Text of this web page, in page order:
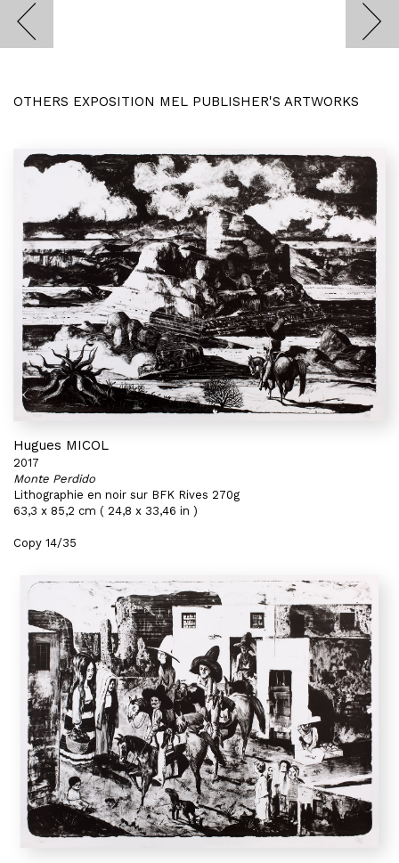
OTHERS EXPOSITION MEL PUBLISHER'S ARTWORKS
Hugues MICOL
2017
Monte Perdido
Lithographie en noir sur BFK Rives 270g
63,3 x 85,2 cm ( 24,8 x 33,46 in )
Copy 14/35